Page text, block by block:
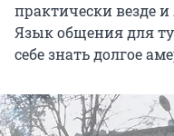
практически везде
Язык общения для
себе знать долгое